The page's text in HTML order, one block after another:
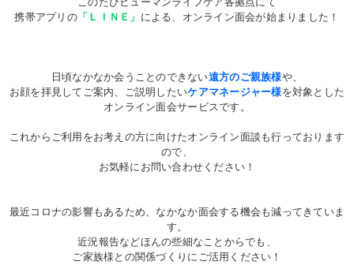
携帯アプリの 「ＬＩＮＥ」 による、オンライン面会が始まりました！
日頃なかなか会うことのできない遠方のご親族様や、
お顔を拝見してご案内、ご説明したいケアマネージャー様を対象とした
オンライン面会サービスです。
これからご利用をお考えの方に向けたオンライン面談も行っております
ので、
お気軽にお問い合わせください！
最近コロナの影響もあるため、なかなか面会する機会も減ってきていま
す。
近況報告などほんの些細なことからでも、
ご家族様との関係づくりにご活用ください！